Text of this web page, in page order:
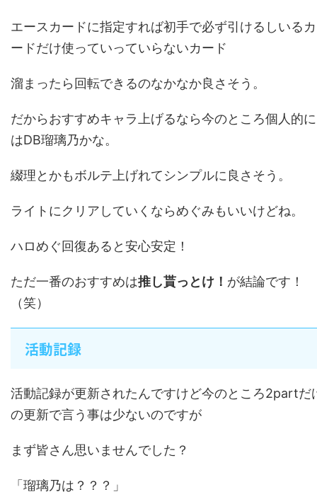
エースカードに指定すれば初手で必ず引けるしいるカ
ードだけ使っていっていらないカード
溜まったら回転できるのなかなか良さそう。
だからおすすめキャラ上げるなら今のところ個人的に
はDB瑠璃乃かな。
綴理とかもボルテ上げれてシンプルに良さそう。
ライトにクリアしていくならめぐみもいいけどね。
ハロめぐ回復あると安心安定！
ただ一番のおすすめは推し貰っとけ！ が結論です！
（笑）
活動記録
活動記録が更新されたんですけど今のところ2partだ
の更新で言う事は少ないのですが
まず皆さん思いませんでした？
「瑠璃乃は？？？」